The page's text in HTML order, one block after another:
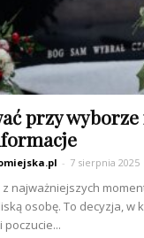
przy
- 7 sierpnia 2025
najważniejszych
osobę. To decyzja, w
poczucie...